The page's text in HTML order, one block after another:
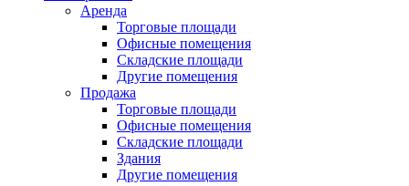
Аренда
Торговые площади
Офисные помещения
Складские площади
Другие помещения
Продажа
Торговые площади
Офисные помещения
Складские площади
Здания
Другие помещения